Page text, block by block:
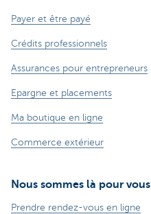
Payer et être payé
Crédits professionnels
Assurances pour entrepreneurs
Epargne et placements
Ma boutique en ligne
Commerce extérieur
Nous sommes là pour vous
Prendre rendez-vous en ligne